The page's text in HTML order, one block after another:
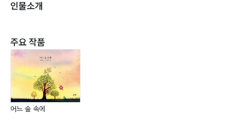
인물소개
주요 작품
어느 숲 속에